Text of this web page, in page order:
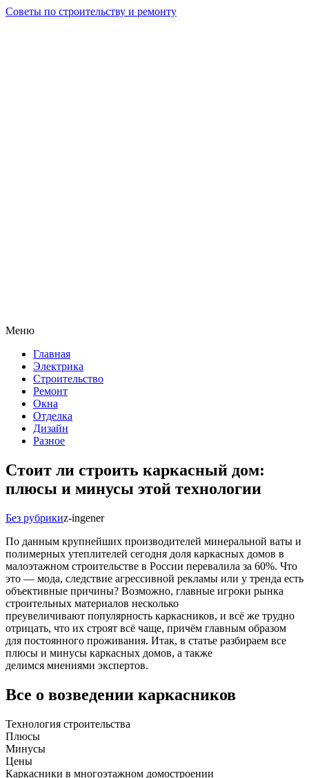
Советы по строительству и ремонту
Меню
Главная
Электрика
Строительство
Ремонт
Окна
Отделка
Дизайн
Разное
Стоит ли строить каркасный дом:
плюсы и минусы этой технологии
Без рубрикиz-ingener
По данным крупнейших производителей минеральной ваты и
полимерных утеплителей сегодня доля каркасных домов в
малоэтажном строительстве в России перевалила за 60%. Что
это — мода, следствие агрессивной рекламы или у тренда есть
объективные причины? Возможно, главные игроки рынка
строительных материалов несколько
преувеличивают популярность каркасников, и всё же трудно
отрицать, что их строят всё чаще, причём главным образом
для постоянного проживания. Итак, в статье разбираем все
плюсы и минусы каркасных домов, а также
делимся мнениями экспертов.
Все о возведении каркасников
Технология строительства
Плюсы
Минусы
Цены
Каркасники в многоэтажном домостроении